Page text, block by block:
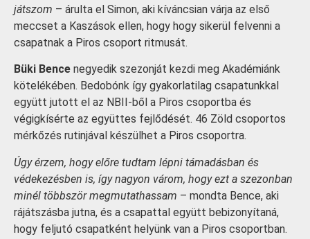
játszom – árulta el Simon, aki kíváncsian várja az első
meccset a Kaszások ellen, hogy hogy sikerül felvenni a
csapatnak a Piros csoport ritmusát.
Büki Bence negyedik szezonját kezdi meg Akadémiánk
kötelékében. Bedobónk így gyakorlatilag csapatunkkal
együtt jutott el az NBII-ből a Piros csoportba és
végigkísérte az együttes fejlődését. 46 Zöld csoportos
mérkőzés rutinjával készülhet a Piros csoportra.
Úgy érzem, hogy előre tudtam lépni támadásban és
védekezésben is, így nagyon várom, hogy ezt a szezonban
minél többször megmutathassam – mondta Bence, aki
rájátszásba jutna, és a csapattal együtt bebizonyítaná,
hogy feljutó csapatként helyünk van a Piros csoportban.